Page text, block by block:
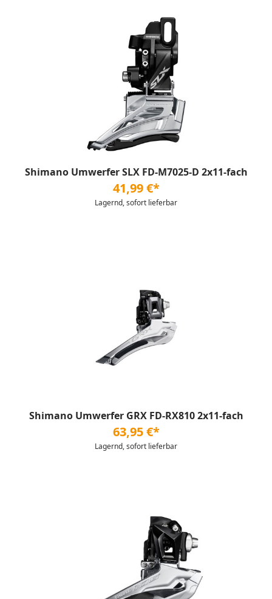
Shimano Umwerfer SLX FD-M7025-D 2x11-fach
41,99 €*
Lagernd, sofort lieferbar
Shimano Umwerfer GRX FD-RX810 2x11-fach
63,95 €*
Lagernd, sofort lieferbar